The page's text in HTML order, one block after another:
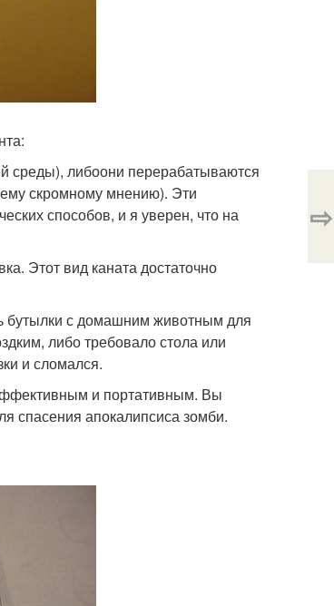
среды), либоони перерабатываются
скромному мнению). Эти
способов, и я уверен, что на
Этот вид каната достаточно
бутылки с домашним животным для
либо требовало стола или
и сломался.
и портативным. Вы
спасения апокалипсиса зомби.
⇨